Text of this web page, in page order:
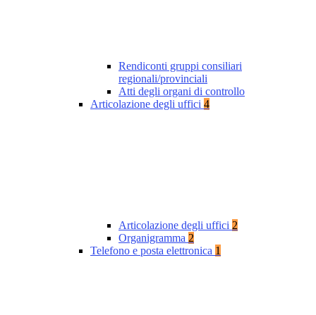
Rendiconti gruppi consiliari
regionali/provinciali
Atti degli organi di controllo
Articolazione degli uffici 4
Articolazione degli uffici 2
Organigramma 2
Telefono e posta elettronica 1